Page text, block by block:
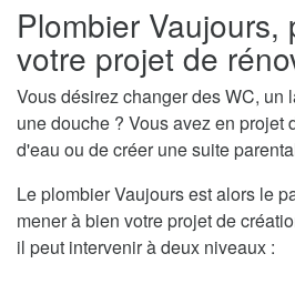
Plombier Vaujours,
votre projet de
Vous désirez changer des WC, un
une douche ? Vous avez en projet
d'eau ou de créer une suite
Le plombier Vaujours est alors le
mener à bien votre projet de
il peut intervenir à deux niveaux :